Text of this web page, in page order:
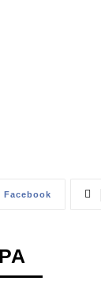
Facebook